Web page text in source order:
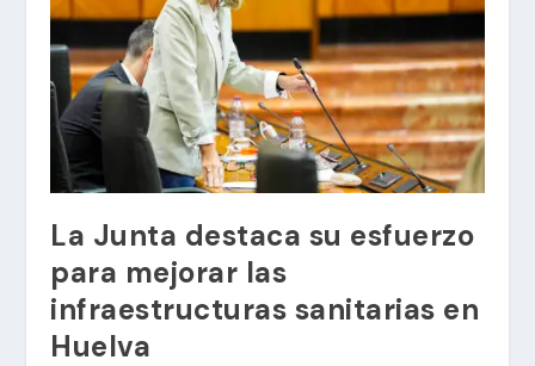
La Junta destaca su esfuerzo
para mejorar las
infraestructuras sanitarias en
Huelva